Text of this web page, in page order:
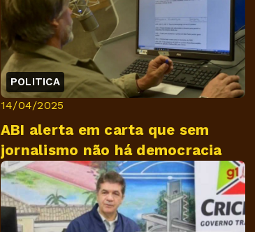
POLITICA
14/04/2025
ABI alerta em carta que sem
jornalismo não há democracia